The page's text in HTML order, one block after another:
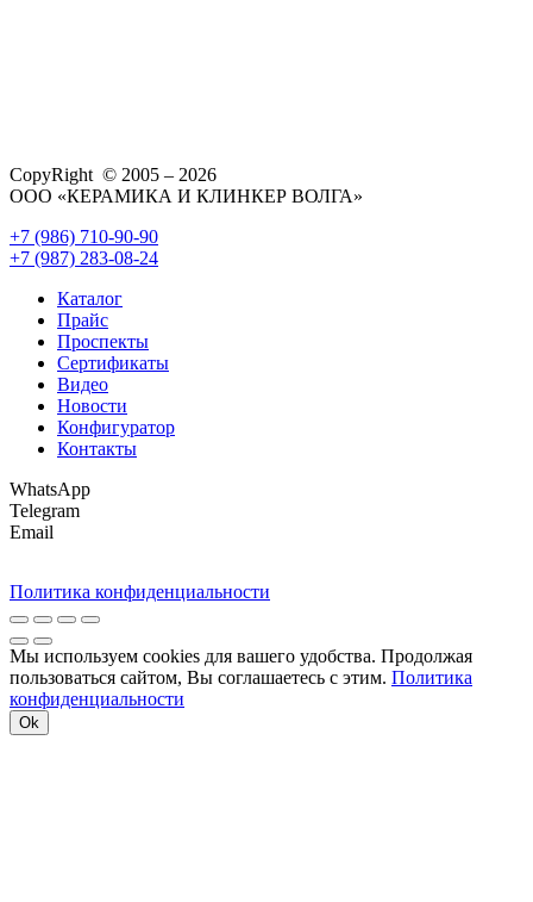
CopyRight © 2005 – 2026
ООО «КЕРАМИКА И КЛИНКЕР ВОЛГА»
+7 (986) 710-90-90
+7 (987) 283-08-24
Каталог
Прайс
Проспекты
Сертификаты
Видео
Новости
Конфигуратор
Контакты
WhatsApp
Telegram
Email
Политика конфиденциальности
Мы используем cookies для вашего удобства. Продолжая
пользоваться сайтом, Вы соглашаетесь с этим. Политика
конфиденциальности
Ok